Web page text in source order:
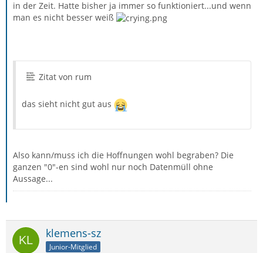
in der Zeit. Hatte bisher ja immer so funktioniert...und wenn
man es nicht besser weiß
Zitat von rum
das sieht nicht gut aus
Also kann/muss ich die Hoffnungen wohl begraben? Die
ganzen "0"-en sind wohl nur noch Datenmüll ohne
Aussage...
klemens-sz
Junior-Mitglied